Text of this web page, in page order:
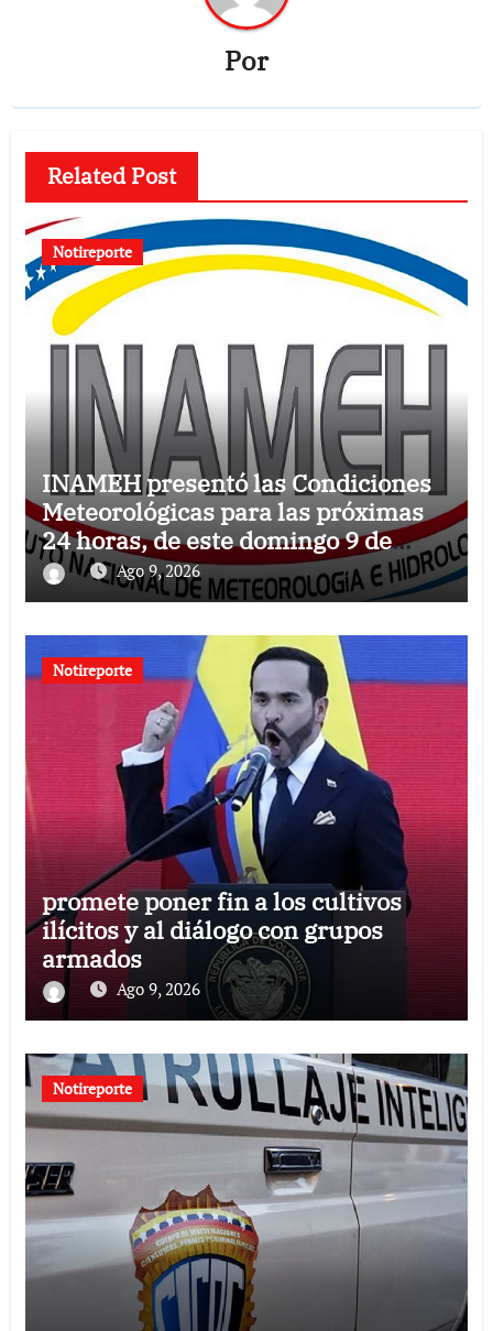
Por
Related Post
Notireporte
INAMEH presentó las Condiciones
Meteorológicas para las próximas
24 horas, de este domingo 9 de
agosto 2026
Ago 9, 2026
Notireporte
promete poner fin a los cultivos
ilícitos y al diálogo con grupos
armados
Ago 9, 2026
Notireporte